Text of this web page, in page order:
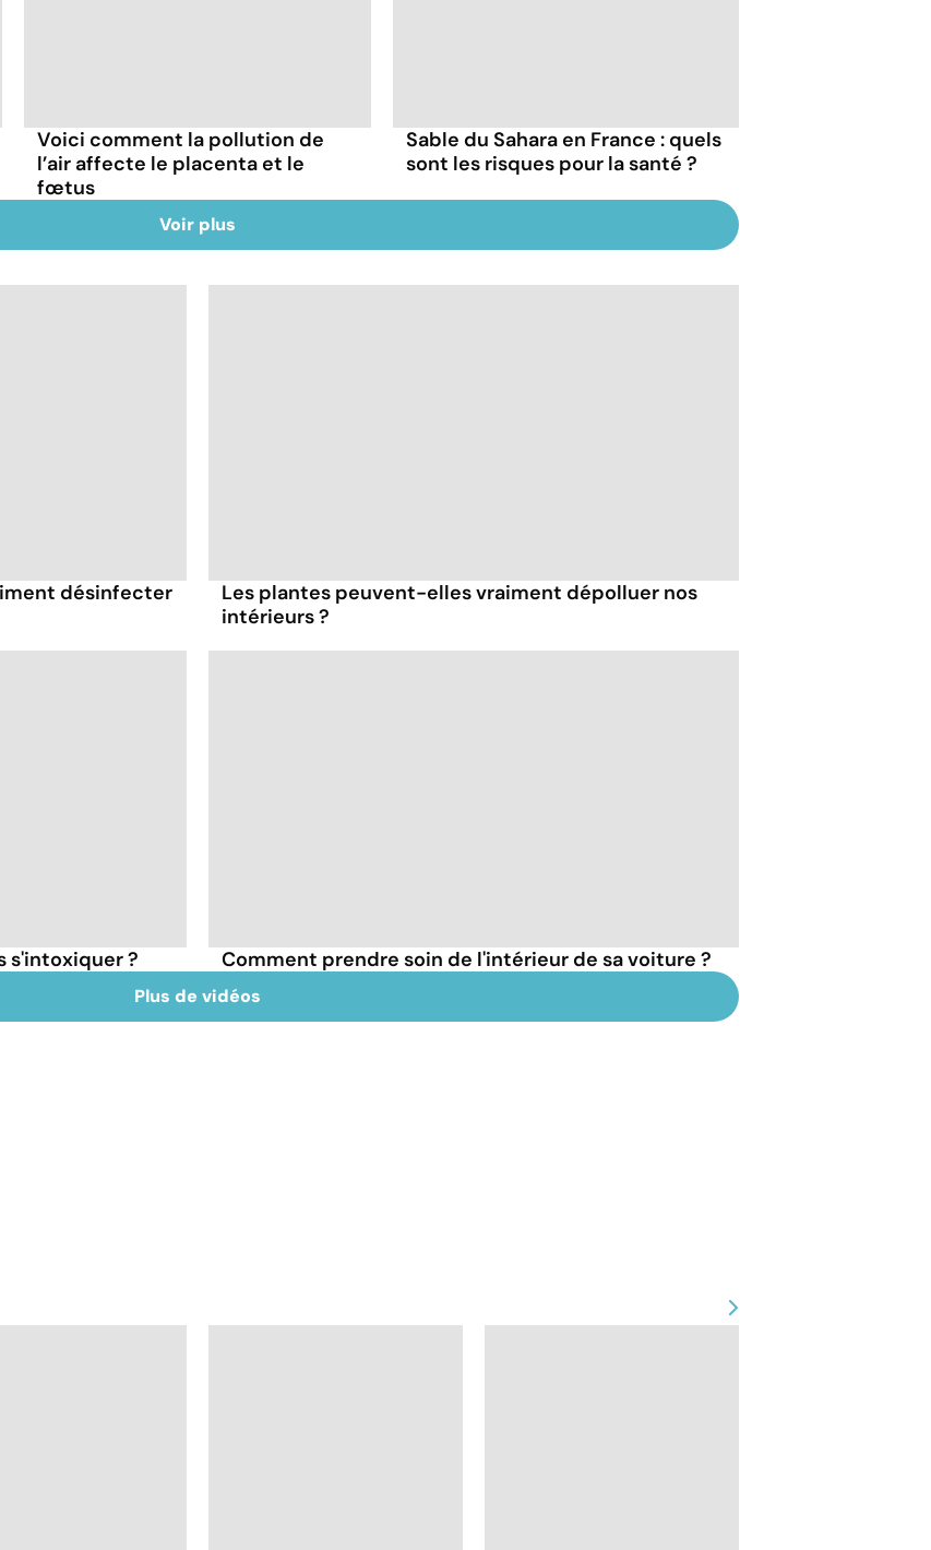
Voici comment la pollution de
l’air affecte le placenta et le
fœtus
Sable du Sahara en France : quels
sont les risques pour la santé ?
Voir plus
désinfecter
Les plantes peuvent-elles vraiment dépolluer nos
intérieurs ?
s'intoxiquer ? Comment prendre soin de l'intérieur de sa voiture ?
Plus de vidéos